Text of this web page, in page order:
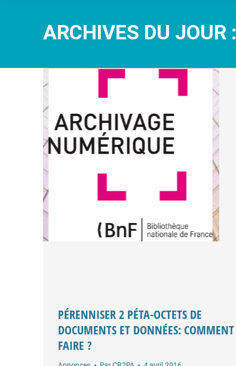
ARCHIVES DU JOUR :
PÉRENNISER 2 PÉTA-OCTETS DE
DOCUMENTS ET DONNÉES: COMMENT
FAIRE ?